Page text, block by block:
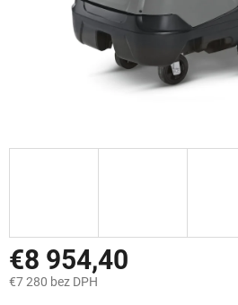
€8 954,40
€7 280 bez DPH